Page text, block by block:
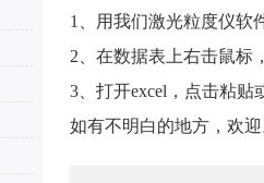
1、用我们激光粒度仪软
2、在数据表上右击鼠标
3、打开excel，点击粘贴
如有不明白的地方，欢